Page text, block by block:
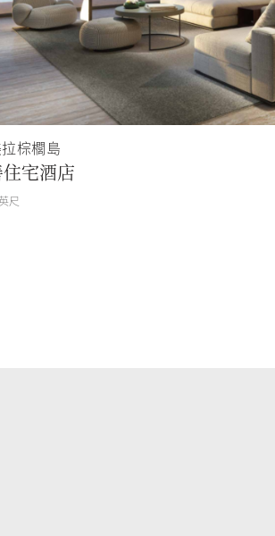
棕櫚島
宅酒店
尺